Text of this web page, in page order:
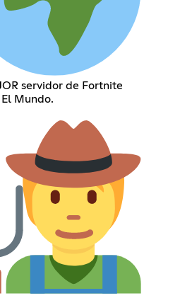
servidor de Fortnite
El Mundo.